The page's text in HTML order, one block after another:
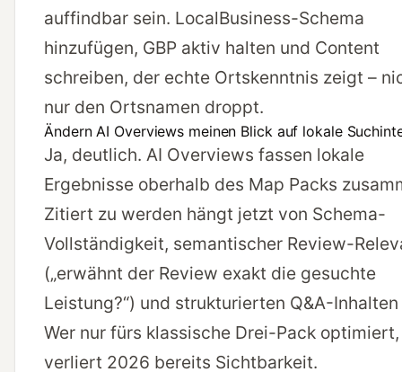
auffindbar sein. LocalBusiness-Schema
hinzufügen, GBP aktiv halten und Content
schreiben, der echte Ortskenntnis zeigt –
nur den Ortsnamen droppt.
Ändern AI Overviews meinen Blick auf lokale
Ja, deutlich. AI Overviews fassen lokale
Ergebnisse oberhalb des Map Packs
Zitiert zu werden hängt jetzt von Schema-
Vollständigkeit, semantischer Review-
(„erwähnt der Review exakt die gesuchte
Leistung?“) und strukturierten Q&A-
Wer nur fürs klassische Drei-Pack optimiert,
verliert 2026 bereits Sichtbarkeit.